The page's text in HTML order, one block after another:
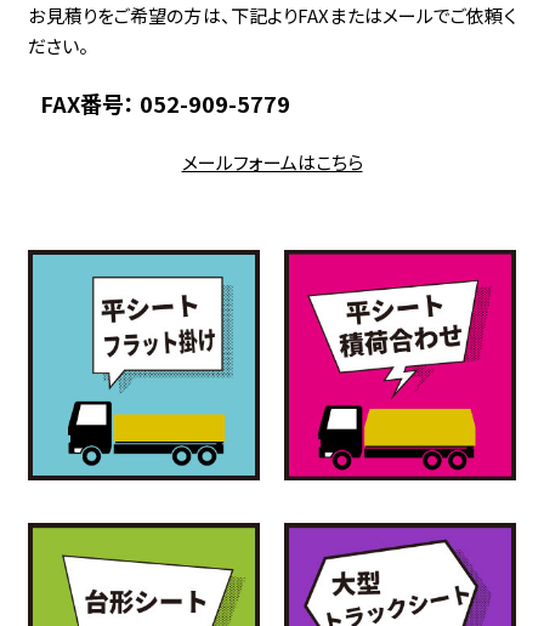
お見積りをご希望の方は、下記よりFAXまたはメールでご依頼く
ださい。
FAX番号： 052-909-5779
メールフォームはこちら